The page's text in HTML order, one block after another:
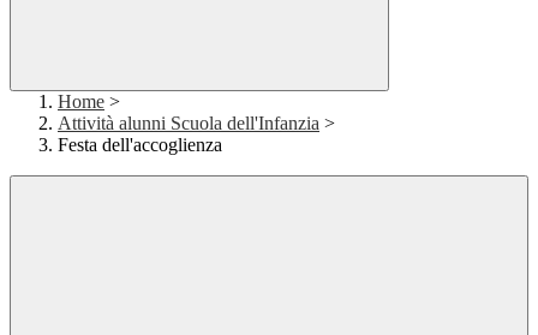
Home >
Attività alunni Scuola dell'Infanzia >
Festa dell'accoglienza